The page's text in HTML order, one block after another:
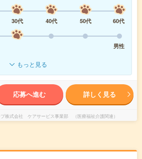
30代 40代 50代
60代
男性
もっと見る
応募へ進む 詳しく見る
プ株式会社 ケアサービス事業部 （医療福祉介護関連）